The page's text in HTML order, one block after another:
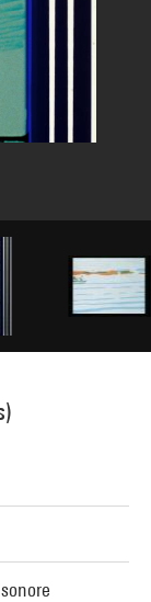
Dist. GrandPalaisRmn